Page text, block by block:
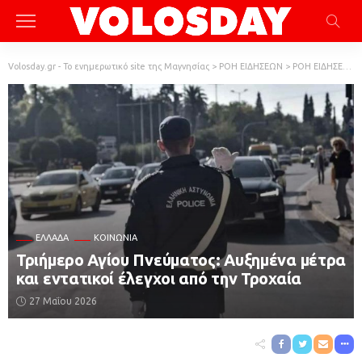
Volosday.gr - Το ενημερωτικό site της Μαγνησίας > ΡΟΗ ΕΙΔΗΣΕΩΝ > ΡΟΗ ΕΙΔΗΣΕΩΝ
ΕΛΛΆΔΑ ΚΟΙΝΩΝΙΑ
Τριήμερο Αγίου Πνεύματος: Αυξημένα μέτρα
και εντατικοί έλεγχοι από την Τροχαία
27 Μαΐου 2026